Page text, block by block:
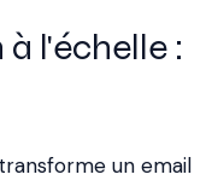
l'échelle :
un email